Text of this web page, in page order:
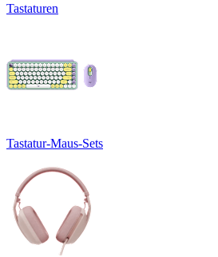
Tastaturen
Tastatur-Maus-Sets